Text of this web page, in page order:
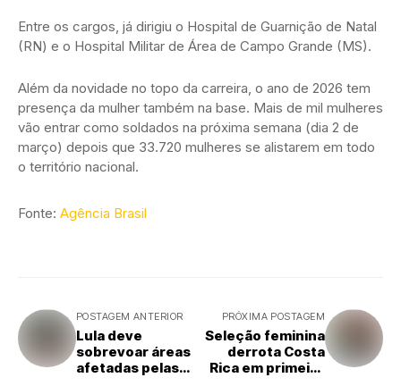
Entre os cargos, já dirigiu o Hospital de Guarnição de Natal
(RN) e o Hospital Militar de Área de Campo Grande (MS).
Além da novidade no topo da carreira, o ano de 2026 tem
presença da mulher também na base. Mais de mil mulheres
vão entrar como soldados na próxima semana (dia 2 de
março) depois que 33.720 mulheres se alistarem em todo
o território nacional.
Fonte: Agência Brasil
POSTAGEM ANTERIOR
Lula deve
sobrevoar áreas
afetadas pelas
PRÓXIMA POSTAGEM
Seleção feminina
derrota Costa
Rica em primeiro